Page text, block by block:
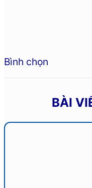
Bình chọn
BÀI